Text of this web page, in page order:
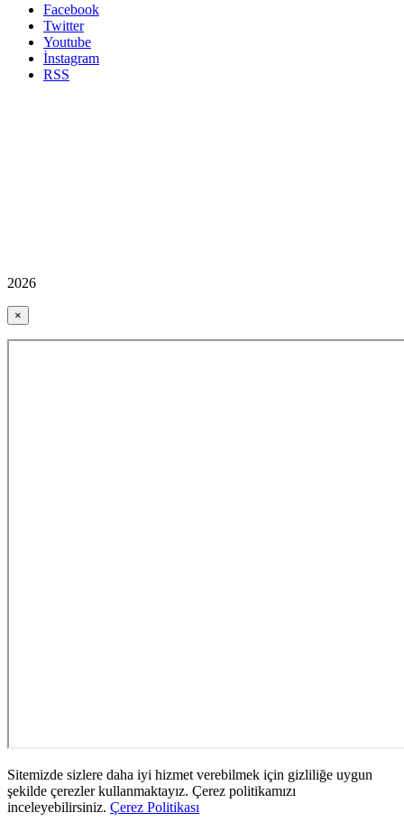
Facebook
Twitter
Youtube
İnstagram
RSS
2026
×
Sitemizde sizlere daha iyi hizmet verebilmek için gizliliğe uygun
şekilde çerezler kullanmaktayız. Çerez politikamızı
inceleyebilirsiniz. Çerez Politikası